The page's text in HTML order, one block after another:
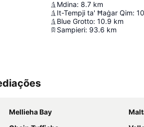
Mdina: 8.7 km
It-Tempji ta' Ħaġar Qim:
Blue Grotto: 10.9 km
Sampieri: 93.6 km
Mellieha Bay